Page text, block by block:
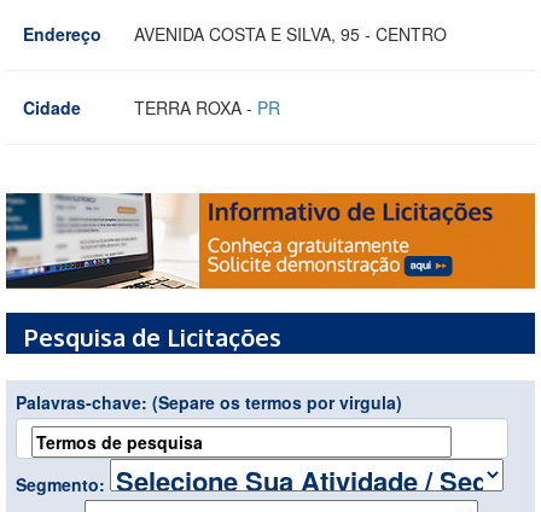
Endereço AVENIDA COSTA E SILVA, 95 - CENTRO
Cidade TERRA ROXA - PR
Pesquisa de Licitações
Palavras-chave: (Separe os termos por virgula)
Segmento: